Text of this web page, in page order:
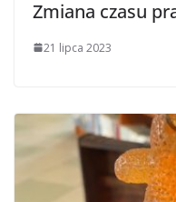
Zmiana czasu
21 lipca 2023